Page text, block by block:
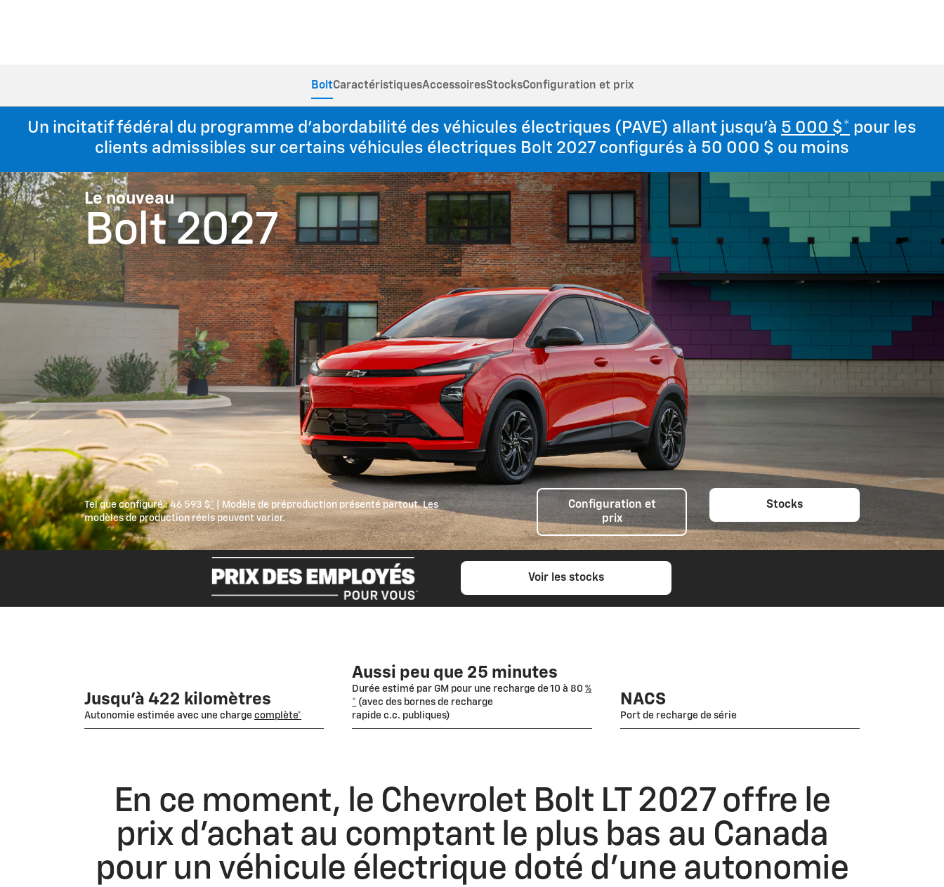
BoltCaractéristiquesAccessoiresStocksConfiguration et prix
Un incitatif fédéral du programme d’abordabilité des véhicules électriques (PAVE) allant jusqu’à 5 000 $* pour les
clients admissibles sur certains véhicules électriques Bolt 2027 configurés à 50 000 $ ou moins
Le nouveau
Bolt 2027
Tel que configuré :46 593 $* | Modèle de préproduction présenté partout. Les
modèles de production réels peuvent varier.
Configuration et
prix
Stocks
Voir les stocks
Jusqu'à 422 kilomètres
Autonomie estimée avec une charge complète*
Aussi peu que 25 minutes
Durée estimé par GM pour une recharge de 10 à 80%
* (avec des bornes de recharge
rapide c.c. publiques)
NACS
Port de recharge de série
En ce moment, le Chevrolet Bolt LT 2027 offre le
prix d’achat au comptant le plus bas au Canada
pour un véhicule électrique doté d’une autonomie